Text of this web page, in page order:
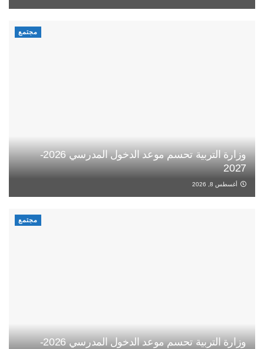
مجتمع
وزارة التربية تحسم موعد الدخول المدرسي 2026-
2027
أغسطس 8, 2026
مجتمع
وزارة التربية تحسم موعد الدخول المدرسي 2026-